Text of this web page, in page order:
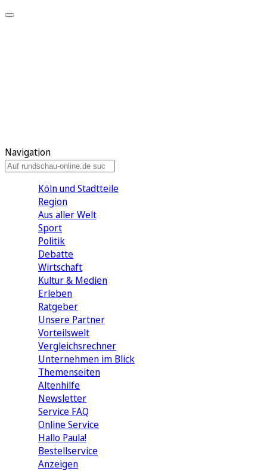
Navigation
Köln und Stadtteile
Region
Aus aller Welt
Sport
Politik
Debatte
Wirtschaft
Kultur & Medien
Erleben
Ratgeber
Unsere Partner
Vorteilswelt
Vergleichsrechner
Unternehmen im Blick
Themenseiten
Altenhilfe
Newsletter
Service FAQ
Online Service
Hallo Paula!
Bestellservice
Anzeigen